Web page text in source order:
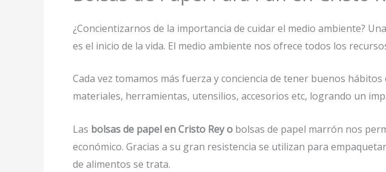
¿Concientizarnos de la importancia de cuidar el medio ambiente?
es el inicio de la vida. El medio ambiente nos ofrece todos los
Cada vez tomamos más fuerza y conciencia de tener buenos
materiales, herramientas, utensilios, accesorios etc, logrando un
Las bolsas de papel en Cristo Rey o bolsas de papel marrón nos
económico. Gracias a su gran resistencia se utilizan para
de alimentos se trata.